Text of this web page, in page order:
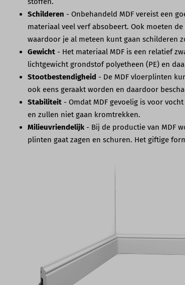
Schilderen - Onbehandeld MDF vereist een
materiaal veel verf absobeert. Ook moeten
waardoor je al meteen kunt gaan schilderen
Gewicht - Het materiaal MDF is een relatief
lichtgewicht grondstof polyetheen (PE) en
Stootbestendigheid - De MDF vloerplinten
ook eens geraakt worden en daardoor
Stabiliteit - Omdat MDF gevoelig is voor
en zullen niet gaan kromtrekken.
Milieuvriendelijk- Bij de productie van MDF
plinten gaat zagen en schuren. Het giftige